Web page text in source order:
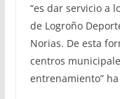
“es dar servicio a
de Logroño
Norias. De esta
centros
entrenamiento”